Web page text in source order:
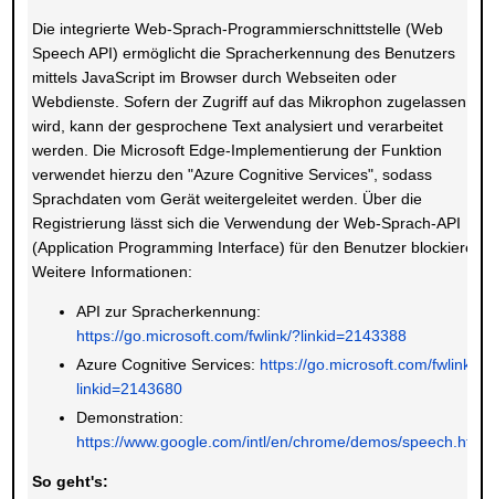
Die integrierte Web-Sprach-Programmierschnittstelle (Web
Speech API) ermöglicht die Spracherkennung des Benutzers
mittels JavaScript im Browser durch Webseiten oder
Webdienste. Sofern der Zugriff auf das Mikrophon zugelassen
wird, kann der gesprochene Text analysiert und verarbeitet
werden. Die Microsoft Edge-Implementierung der Funktion
verwendet hierzu den "Azure Cognitive Services", sodass
Sprachdaten vom Gerät weitergeleitet werden. Über die
Registrierung lässt sich die Verwendung der Web-Sprach-API
(Application Programming Interface) für den Benutzer blockieren.
Weitere Informationen:
API zur Spracherkennung:
https://go.microsoft.com/fwlink/?linkid=2143388
Azure Cognitive Services: https://go.microsoft.com/fwlink/?
linkid=2143680
Demonstration:
https://www.google.com/intl/en/chrome/demos/speech.html
So geht's: